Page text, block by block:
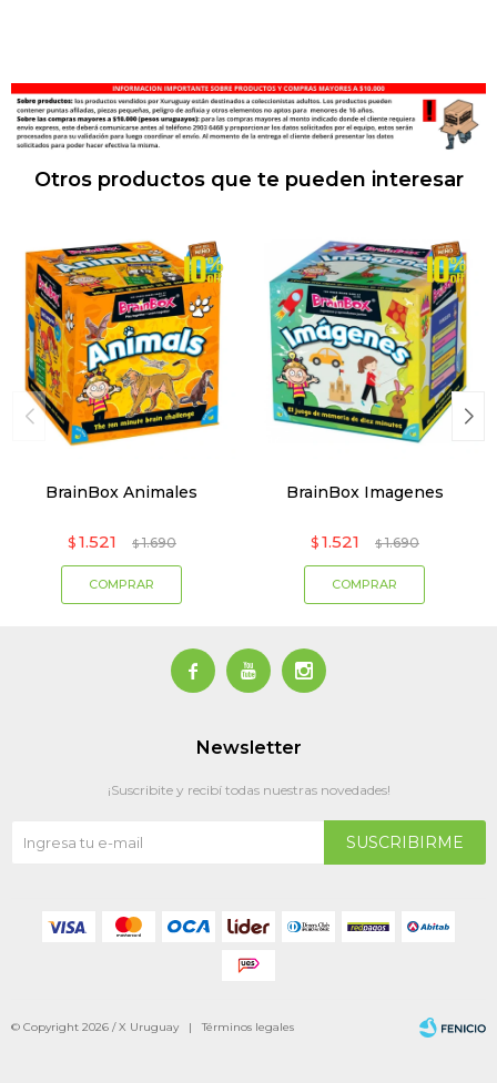
Otros productos que te pueden interesar
BrainBox Animales
$ 1.521 $ 1.690
BrainBox Imagenes
$ 1.521 $ 1.690
  
Newsletter
¡Suscribite y recibí todas nuestras novedades!
SUSCRIBIRME
© Copyright 2026 / X Uruguay |Términos legales